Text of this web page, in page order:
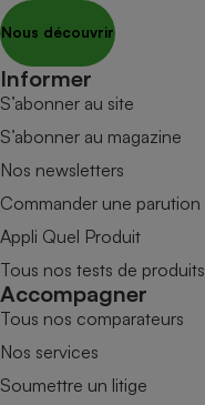
Nous découvrir
Informer
S’abonner au site
S’abonner au magazine
Nos newsletters
Commander une parution
Appli Quel Produit
Tous nos tests de produits
Accompagner
Tous nos comparateurs
Nos services
Soumettre un litige